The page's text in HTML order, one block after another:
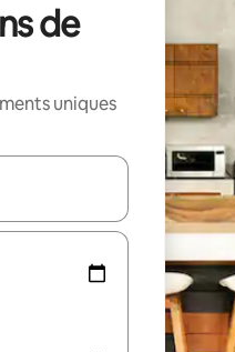
de
uniques
les flèches vers le haut et